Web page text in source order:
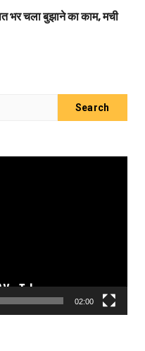
भर चला बुझाने का काम, मची
02:00